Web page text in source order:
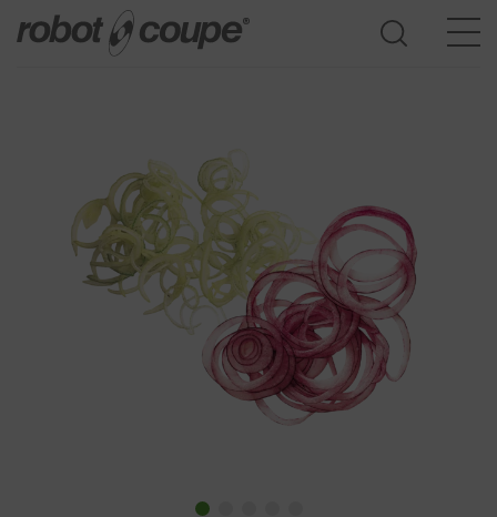
Accedi guida alla selezione